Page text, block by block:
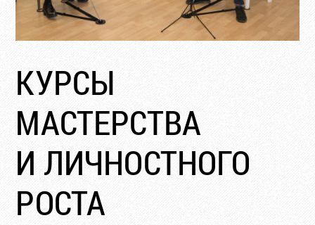
КУРСЫ
МАСТЕРСТВА
И ЛИЧНОСТНОГО
РОСТА